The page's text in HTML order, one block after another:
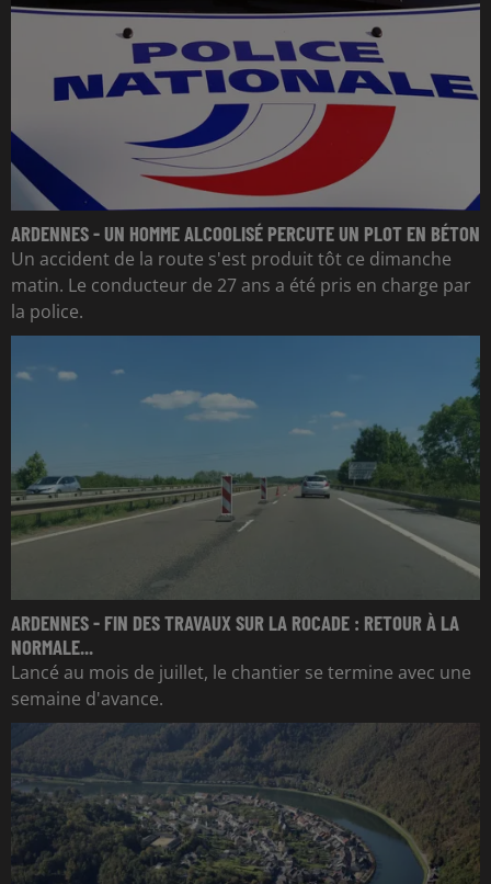
ARDENNES - UN HOMME ALCOOLISÉ PERCUTE UN PLOT EN BÉTON
Un accident de la route s'est produit tôt ce dimanche
matin. Le conducteur de 27 ans a été pris en charge par
la police.
ARDENNES - FIN DES TRAVAUX SUR LA ROCADE : RETOUR À LA
NORMALE...
Lancé au mois de juillet, le chantier se termine avec une
semaine d'avance.